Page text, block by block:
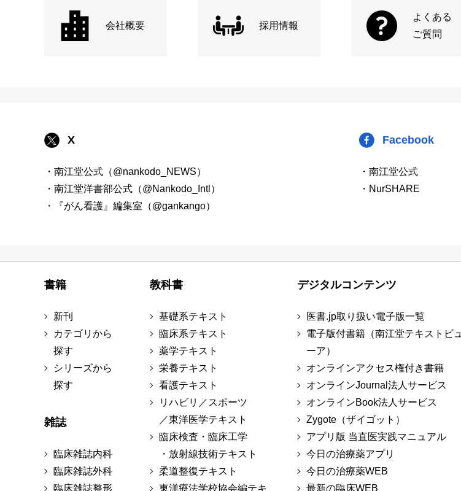
会社概要 採用情報
よくある
ご質問
X
・南江堂公式（@nankodo_NEWS）
・南江堂洋書部公式（@Nankodo_Intl）
・『がん看護』編集室（@gankango）
Facebook
・南江堂公式
・NurSHARE
書籍
新刊
カテゴリから
探す
シリーズから
探す
雑誌
臨床雑誌内科
臨床雑誌外科
臨床雑誌整形
教科書
基礎系テキスト
臨床系テキスト
薬学テキスト
栄養テキスト
看護テキスト
リハビリ／スポーツ
／東洋医学テキスト
臨床検査・臨床工学
・放射線技術テキスト
柔道整復テキスト
東洋療法学校協会編テキ
デジタルコンテンツ
医書.jp取り扱い電子版一覧
電子版付書籍（南江堂テキストビュ
ーア）
オンラインアクセス権付き書籍
オンラインJournal法人サービス
オンラインBook法人サービス
Zygote（ザイゴット）
アプリ版 当直医実践マニュアル
今日の治療薬アプリ
今日の治療薬WEB
最新の臨床WEB